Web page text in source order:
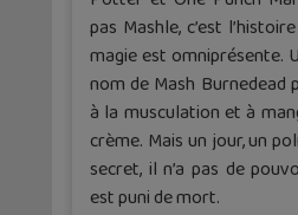
pas Mashle, c’est
magie est omniprésente.
nom de Mash Burnedead
à la musculation et à
crème. Mais un jour, un
secret, il n’a pas de
est puni de mort.